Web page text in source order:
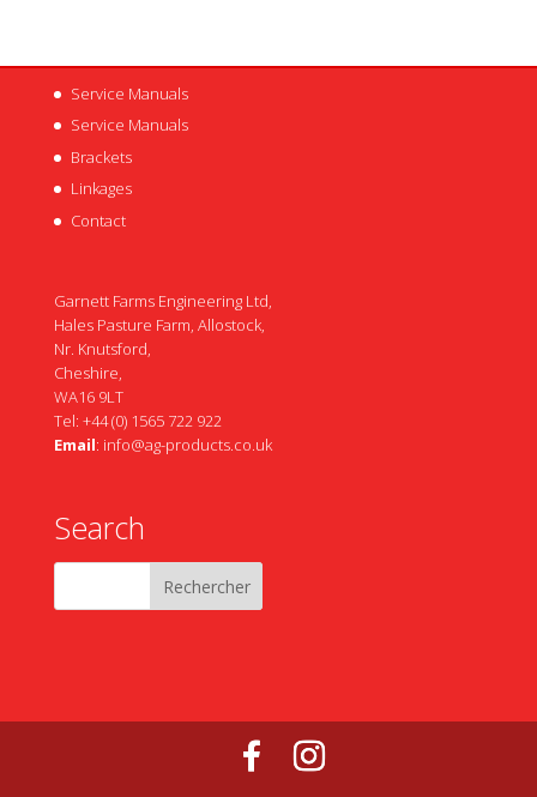
Service Manuals
Service Manuals
Brackets
Linkages
Contact
Garnett Farms Engineering Ltd,
Hales Pasture Farm, Allostock,
Nr. Knutsford,
Cheshire,
WA16 9LT
Tel: +44 (0) 1565 722 922
Email: info@ag-products.co.uk
Search